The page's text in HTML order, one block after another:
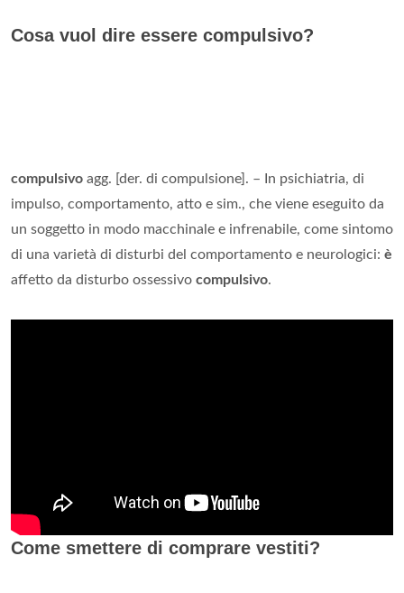
Cosa vuol dire essere compulsivo?
compulsivo agg. [der. di compulsione]. – In psichiatria, di
impulso, comportamento, atto e sim., che viene eseguito da
un soggetto in modo macchinale e infrenabile, come sintomo
di una varietà di disturbi del comportamento e neurologici: è
affetto da disturbo ossessivo compulsivo.
Come smettere di comprare vestiti?